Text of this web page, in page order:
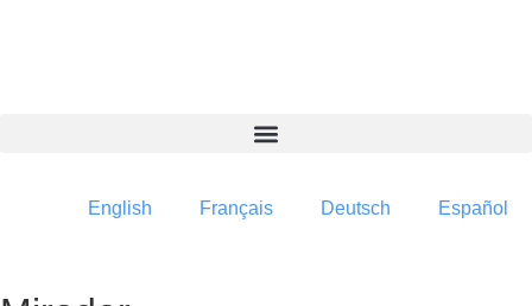
English Français Deutsch Español